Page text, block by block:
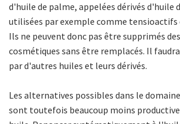
d'huile de palme, appelées dérivés d'huile
utilisées par exemple comme
Ils ne peuvent donc pas être supprimés
cosmétiques sans être remplacés. Il
par d'autres huiles et leurs dérivés.
Les alternatives possibles dans le
sont toutefois beaucoup moins